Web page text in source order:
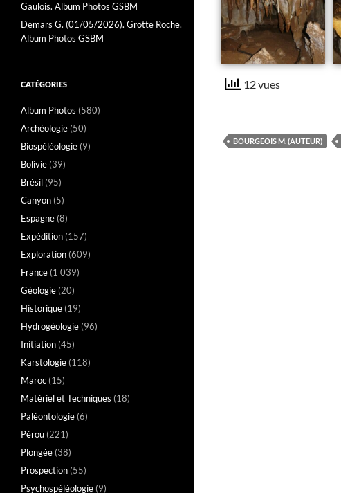
12 vues
BOURGEOIS M. (AUTEUR)
Gaulois. Album Photos GSBM
Demars G. (01/05/2026). Grotte Roche.
Album Photos GSBM
CATÉGORIES
Album Photos (580)
Archéologie (50)
Biospéléologie (9)
Bolivie (39)
Brésil (95)
Canyon (5)
Espagne (8)
Expédition (157)
Exploration (609)
France (1 039)
Géologie (20)
Historique (19)
Hydrogéologie (96)
Initiation (45)
Karstologie (118)
Maroc (15)
Matériel et Techniques (18)
Paléontologie (6)
Pérou (221)
Plongée (38)
Prospection (55)
Psychospéléologie (9)